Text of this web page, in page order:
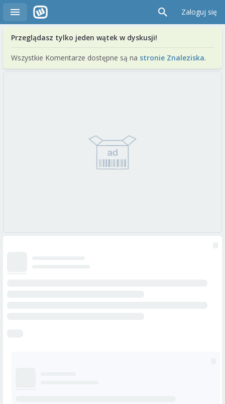
Zaloguj się
Przeglądasz tylko jeden wątek w dyskusji!
Wszystkie Komentarze dostępne są na stronie Znaleziska.